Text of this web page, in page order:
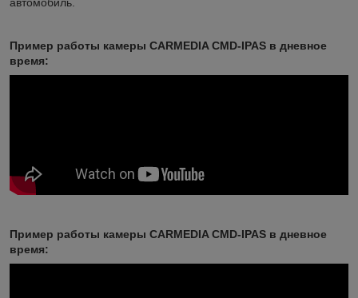
автомобиль.
Пример работы камеры CARMEDIA CMD-IPAS в дневное
время:
Пример работы камеры CARMEDIA CMD-IPAS в дневное
время: